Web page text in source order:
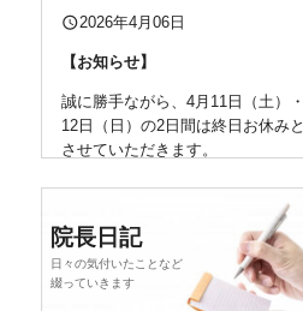
query_builder2026年4月06日
【お知らせ】
誠に勝手ながら、4月11日（土）・
12日（日）の2日間は終日お休みと
させていただきます。
何卒、よろしくお願い申し上げま
query_builder2026年2月24日
院長日記
日々の気付いたことなど
綴っていきます